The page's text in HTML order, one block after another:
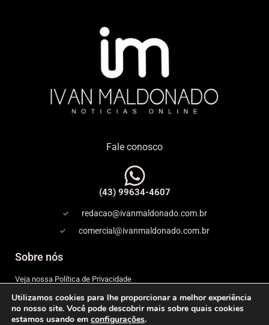
Fale conosco
(43) 99634-4607
redacao@ivanmaldonado.com.br
comercial@ivanmaldonado.com.br
Sobre nós
Veja nossa Política de Privacidade
Copyright
Expediente
Utilizamos cookies para lhe proporcionar a melhor experiência
no nosso site. Você pode descobrir mais sobre quais cookies
estamos usando em configurações.